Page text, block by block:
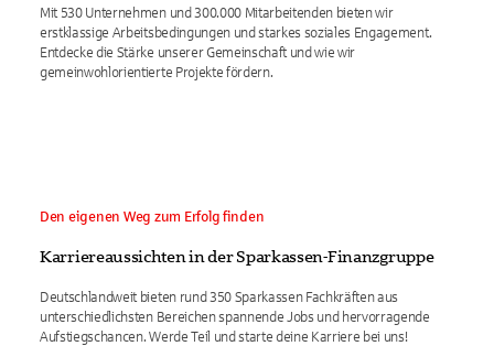
Mit 530 Unternehmen und 300.000 Mitarbeitenden bieten wir
erstklassige Arbeitsbedingungen und starkes soziales Engagement.
Entdecke die Stärke unserer Gemeinschaft und wie wir
gemeinwohlorientierte Projekte fördern.
Den eigenen Weg zum Erfolg finden
Karriereaussichten in der Sparkassen-Finanzgruppe
Deutschlandweit bieten rund 350 Sparkassen Fachkräften aus
unterschiedlichsten Bereichen spannende Jobs und hervorragende
Aufstiegschancen. Werde Teil und starte deine Karriere bei uns!